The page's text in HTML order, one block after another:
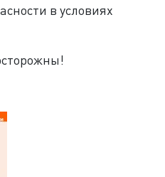
в условиях